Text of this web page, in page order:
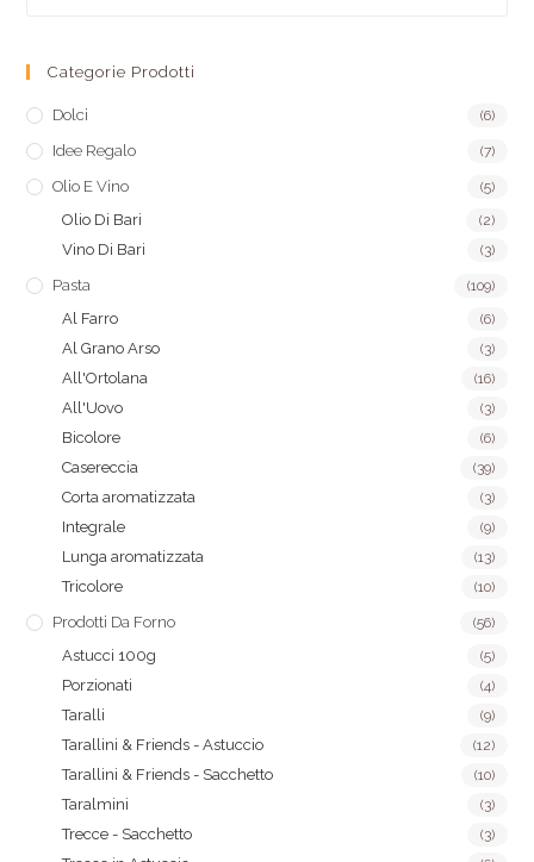
Categorie Prodotti
Dolci (6)
Idee Regalo (7)
Olio E Vino (5)
Olio Di Bari (2)
Vino Di Bari (3)
Pasta (109)
Al Farro (6)
Al Grano Arso (3)
All'Ortolana (16)
All'Uovo (3)
Bicolore (6)
Casereccia (39)
Corta aromatizzata (3)
Integrale (9)
Lunga aromatizzata (13)
Tricolore (10)
Prodotti Da Forno (56)
Astucci 100g (5)
Porzionati (4)
Taralli (9)
Tarallini & Friends - Astuccio (12)
Tarallini & Friends - Sacchetto (10)
Taralmini (3)
Trecce - Sacchetto (3)